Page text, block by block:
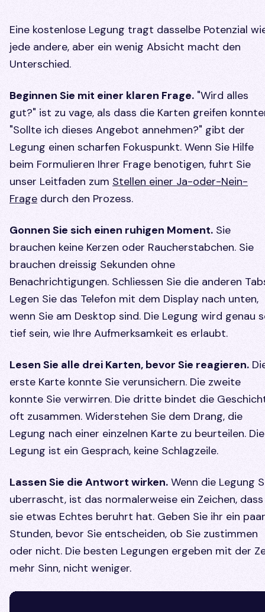
Eine kostenlose Legung tragt dasselbe Potenzial
jede andere, aber ein wenig Absicht macht den
Unterschied.
Beginnen Sie mit einer klaren Frage. "Wird alles
gut?" ist zu vage, als dass die Karten greifen
"Sollte ich dieses Angebot annehmen?" gibt der
Legung einen scharfen Fokuspunkt. Wenn Sie Hilfe
beim Formulieren Ihrer Frage benotigen, fuhrt Sie
unser Leitfaden zum Stellen einer Ja-oder-Nein-
Frage durch den Prozess.
Gonnen Sie sich einen ruhigen Moment. Sie
brauchen keine Kerzen oder Raucherstabchen. Sie
brauchen dreissig Sekunden ohne
Benachrichtigungen. Schliessen Sie die anderen
Legen Sie das Telefon mit dem Display nach unten,
wenn Sie am Desktop sind. Die Legung wird genau
tief sein, wie Ihre Aufmerksamkeit es erlaubt.
Lesen Sie alle drei Karten, bevor Sie reagieren.
erste Karte konnte Sie verunsichern. Die zweite
konnte Sie verwirren. Die dritte bindet die
oft zusammen. Widerstehen Sie dem Drang, die
Legung nach einer einzelnen Karte zu beurteilen. Die
Legung ist ein Gesprach, keine Schlagzeile.
Lassen Sie die Antwort wirken. Wenn die Legung
uberrascht, ist das normalerweise ein Zeichen, dass
sie etwas Echtes beruhrt hat. Geben Sie ihr ein paar
Stunden, bevor Sie entscheiden, ob Sie zustimmen
oder nicht. Die besten Legungen ergeben mit der
mehr Sinn, nicht weniger.